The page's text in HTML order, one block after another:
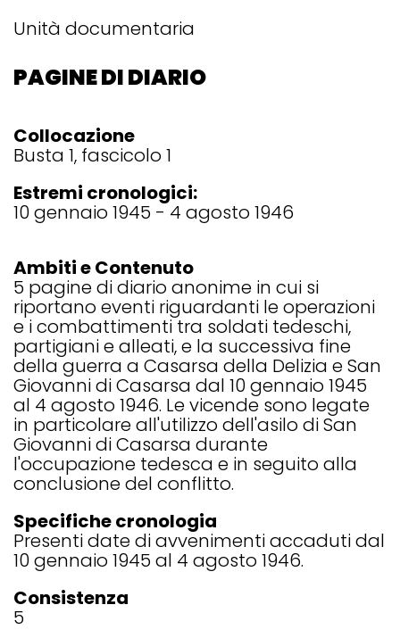
Unità documentaria
PAGINE DI DIARIO
Collocazione
Busta 1, fascicolo 1
Estremi cronologici:
10 gennaio 1945 - 4 agosto 1946
Ambiti e Contenuto
5 pagine di diario anonime in cui si
riportano eventi riguardanti le operazioni
e i combattimenti tra soldati tedeschi,
partigiani e alleati, e la successiva fine
della guerra a Casarsa della Delizia e San
Giovanni di Casarsa dal 10 gennaio 1945
al 4 agosto 1946. Le vicende sono legate
in particolare all'utilizzo dell'asilo di San
Giovanni di Casarsa durante
l'occupazione tedesca e in seguito alla
conclusione del conflitto.
Specifiche cronologia
Presenti date di avvenimenti accaduti dal
10 gennaio 1945 al 4 agosto 1946.
Consistenza
5